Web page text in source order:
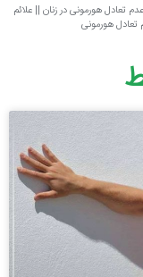
عدم تعادل هورمونی در زنان ||علائم
هورمونی